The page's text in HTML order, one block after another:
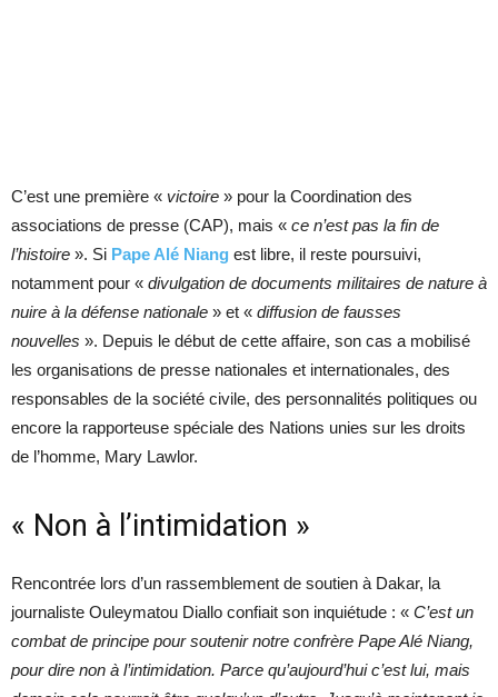
C’est une première « victoire » pour la Coordination des
associations de presse (CAP), mais « ce n’est pas la fin de
l’histoire ». Si Pape Alé Niang est libre, il reste poursuivi,
notamment pour « divulgation de documents militaires de nature à
nuire à la défense nationale » et « diffusion de fausses
nouvelles ». Depuis le début de cette affaire, son cas a mobilisé
les organisations de presse nationales et internationales, des
responsables de la société civile, des personnalités politiques ou
encore la rapporteuse spéciale des Nations unies sur les droits
de l’homme, Mary Lawlor.
« Non à l’intimidation »
Rencontrée lors d’un rassemblement de soutien à Dakar, la
journaliste Ouleymatou Diallo confiait son inquiétude : « C’est un
combat de principe pour soutenir notre confrère Pape Alé Niang,
pour dire non à l’intimidation. Parce qu’aujourd’hui c’est lui, mais